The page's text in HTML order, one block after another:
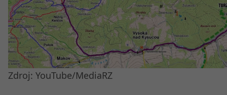
Zdroj: YouTube/MediaRZ